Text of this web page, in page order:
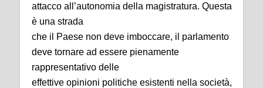
attacco all’autonomia della magistratura. Questa
è una strada
che il Paese non deve imboccare, il parlamento
deve tornare ad essere pienamente
rappresentativo delle
effettive opinioni politiche esistenti nella società,